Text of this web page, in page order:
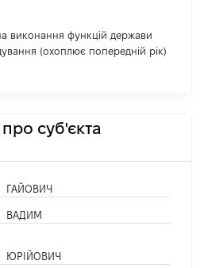
виконання функцій держави
(охоплює попередній рік)
суб'єкта
ГАЙОВИЧ
ВАДИМ
ЮРІЙОВИЧ